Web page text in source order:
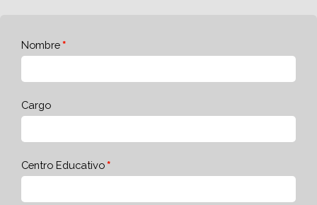
Nombre
Cargo
Centro Educativo